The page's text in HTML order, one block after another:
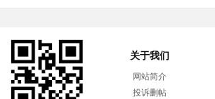
关于我们
网站简介
投诉删帖